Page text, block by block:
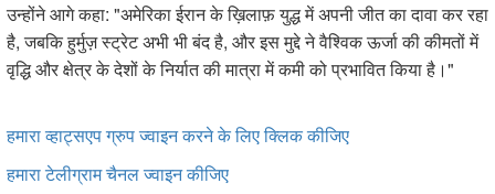
उन्होंने आगे कहा: "अमेरिका ईरान के ख़िलाफ़ युद्ध में अपनी जीत का दावा कर रहा
है, जबकि हुर्मुज़ स्ट्रेट अभी भी बंद है, और इस मुद्दे ने वैश्विक ऊर्जा की कीमतों में
वृद्धि और क्षेत्र के देशों के निर्यात की मात्रा में कमी को प्रभावित किया है।"
हमारा व्हाट्सएप ग्रुप ज्वाइन करने के लिए क्लिक कीजिए
हमारा टेलीग्राम चैनल ज्वाइन कीजिए